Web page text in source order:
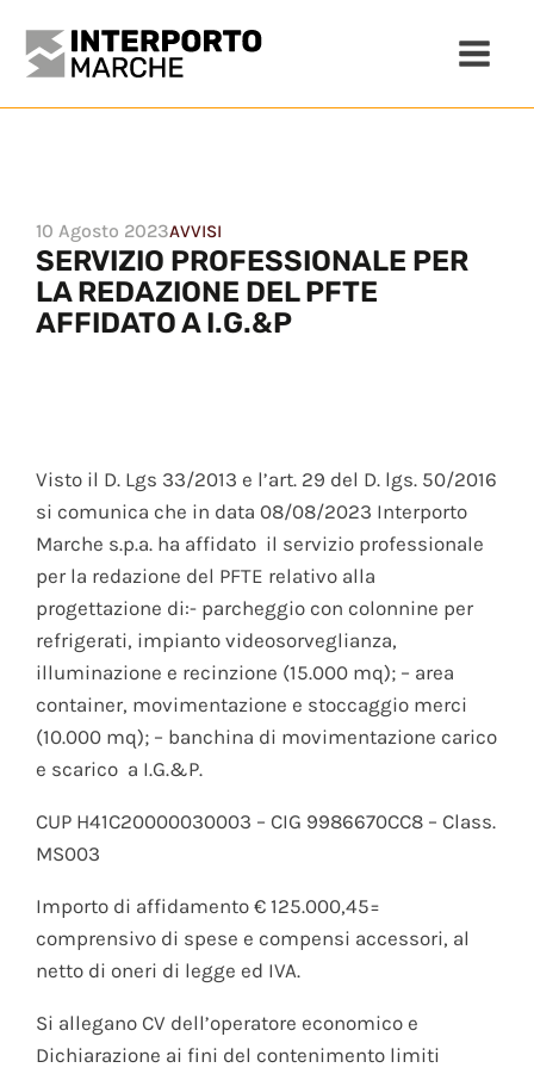
10 Agosto 2023AVVISI
SERVIZIO PROFESSIONALE PER
LA REDAZIONE DEL PFTE
AFFIDATO A I.G.&P
Visto il D. Lgs 33/2013 e l’art. 29 del D. lgs. 50/2016
si comunica che in data 08/08/2023 Interporto
Marche s.p.a. ha affidato il servizio professionale
per la redazione del PFTE relativo alla
progettazione di:- parcheggio con colonnine per
refrigerati, impianto videosorveglianza,
illuminazione e recinzione (15.000 mq); – area
container, movimentazione e stoccaggio merci
(10.000 mq); – banchina di movimentazione carico
e scarico a I.G.&P.
CUP H41C20000030003 – CIG 9986670CC8 – Class.
MS003
Importo di affidamento € 125.000,45=
comprensivo di spese e compensi accessori, al
netto di oneri di legge ed IVA.
Si allegano CV dell’operatore economico e
Dichiarazione ai fini del contenimento limiti